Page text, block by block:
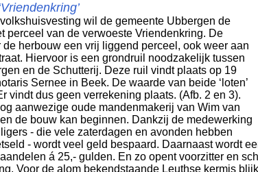
wil de gemeente Ubbergen de
perceel van de verwoeste Vriendenkring. De
de herbouw een vrij liggend perceel, ook weer aan
Hiervoor is een grondruil noodzakelijk tussen
en de Schutterij. Deze ruil vindt plaats op 19
Sernee in Beek. De waarde van beide ‘loten’
vindt dus geen verrekening plaats. (Afb. 2 en 3).
aanwezige oude mandenmakerij van Wim van
de bouw kan beginnen. Dankzij de medewerking
- die vele zaterdagen en avonden hebben
- wordt veel geld bespaard. Daarnaast wordt
á 25,- gulden. En zo opent voorzitter en
Voor de alom bekendstaande Leuthse kermis